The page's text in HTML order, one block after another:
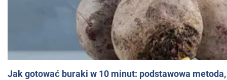
Jak gotować buraki w 10 minut: podstawowa